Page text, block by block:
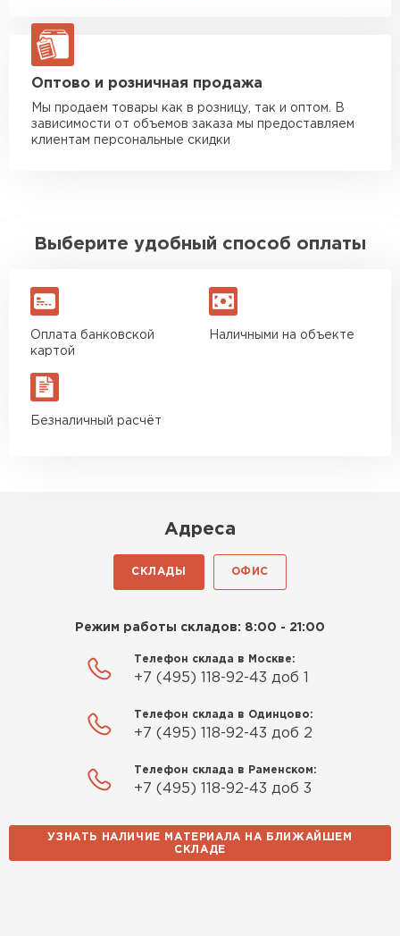
макс. длина груза 13,5 м
ЗАКАЗАТЬ С ДОСТАВКОЙ
Оптово и розничная продажа
Мы продаем товары как в розницу, так и оптом. В
зависимости от объемов заказа мы предоставляем
клиентам персональные скидки
Выберите удобный способ оплаты
Оплата банковской
картой
Наличными на объекте
Безналичный расчёт
Адреса
СКЛАДЫ ОФИС
Режим работы складов: 8:00 - 21:00
Телефон склада в Москве:
+7 (495) 118-92-43 доб 1
Телефон склада в Одинцово:
+7 (495) 118-92-43 доб 2
Телефон склада в Раменском:
+7 (495) 118-92-43 доб 3
УЗНАТЬ НАЛИЧИЕ МАТЕРИАЛА НА БЛИЖАЙШЕМ
СКЛАДЕ